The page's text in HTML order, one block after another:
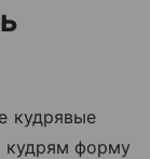
кудрявые
кудрям форму